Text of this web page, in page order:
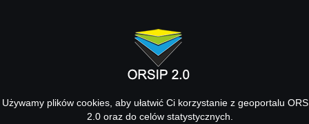
Używamy plików cookies, aby ułatwić Ci korzystanie z geoportalu
2.0 oraz do celów statystycznych.